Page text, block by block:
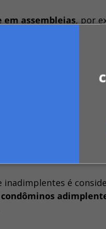
assembleias, por
podendo, caso
do
que a divulgação
da transparência e
Territórios (TJDFT) já
inadimplentes para
inadimplentes é